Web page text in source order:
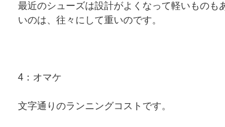
最近のシューズは設計がよくなって軽いものも
いのは、往々にして重いのです。
4：オマケ
文字通りのランニングコストです。